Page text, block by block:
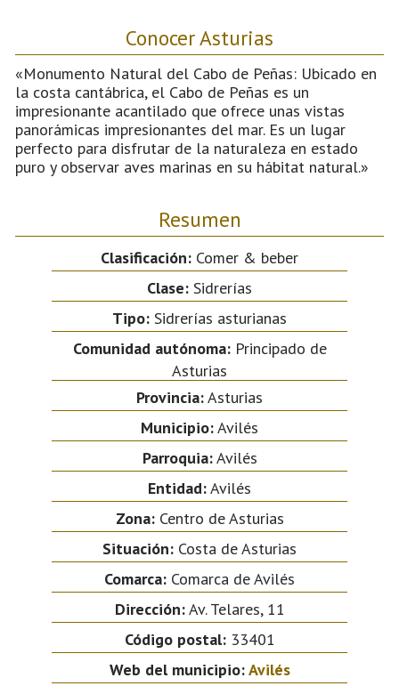
Conocer Asturias
«Monumento Natural del Cabo de Peñas: Ubicado en
la costa cantábrica, el Cabo de Peñas es un
impresionante acantilado que ofrece unas vistas
panorámicas impresionantes del mar. Es un lugar
perfecto para disfrutar de la naturaleza en estado
puro y observar aves marinas en su hábitat natural.»
Resumen
Clasificación: Comer & beber
Clase: Sidrerías
Tipo: Sidrerías asturianas
Comunidad autónoma:Principado de
Asturias
Provincia:Asturias
Municipio:Avilés
Parroquia:Avilés
Entidad:Avilés
Zona:Centro de Asturias
Situación: Costa de Asturias
Comarca: Comarca de Avilés
Dirección:Av. Telares, 11
Código postal:33401
Web del municipio:Avilés